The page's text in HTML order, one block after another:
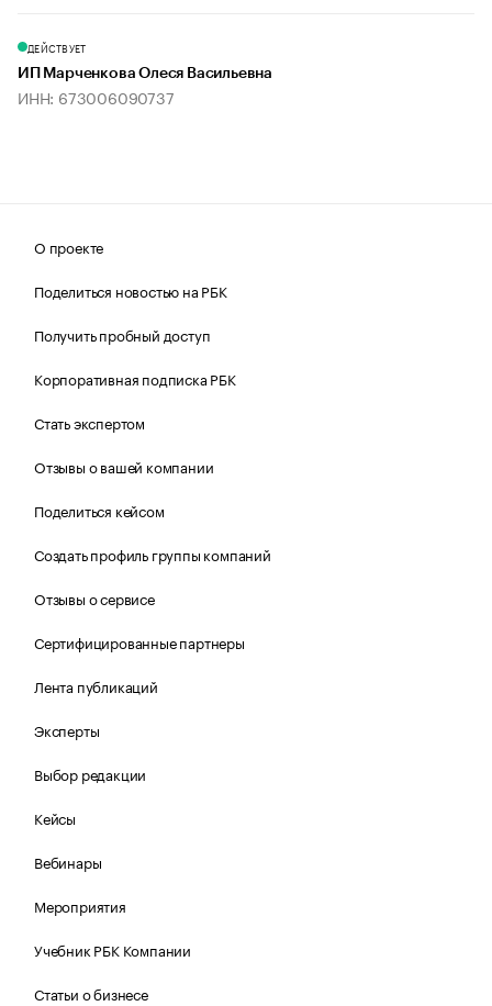
ДЕЙСТВУЕТ
ИП Марченкова Олеся Васильевна
ИНН: 673006090737
О проекте
Поделиться новостью на РБК
Получить пробный доступ
Корпоративная подписка РБК
Стать экспертом
Отзывы о вашей компании
Поделиться кейсом
Создать профиль группы компаний
Отзывы о сервисе
Сертифицированные партнеры
Лента публикаций
Эксперты
Выбор редакции
Кейсы
Вебинары
Мероприятия
Учебник РБК Компании
Статьи о бизнесе